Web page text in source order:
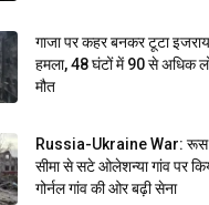
गाजा पर कहर बनकर टूटा
हमला, 48 घंटों में 90 से अधिक
मौत
Russia-Ukraine War: रूस
सीमा से सटे ओलेशन्या गांव पर
गोर्नल गांव की ओर बढ़ी सेना